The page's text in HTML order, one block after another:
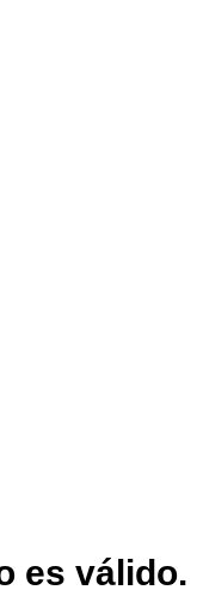
es válido.